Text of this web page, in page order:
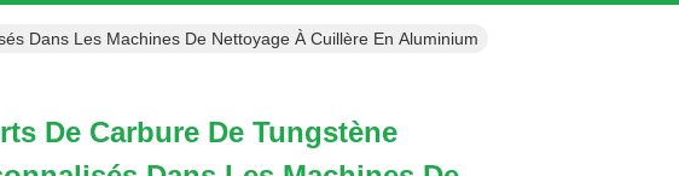
Dans Les Machines De Nettoyage À Cuillère En Aluminium
De Carbure De Tungstène